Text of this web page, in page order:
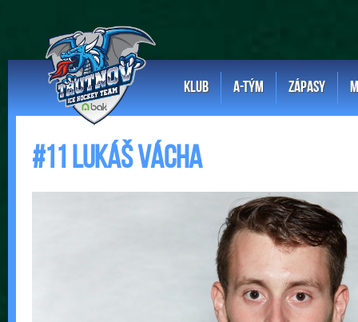
KLUB A-TÝM ZÁPASY
#11 Lukáš Vácha